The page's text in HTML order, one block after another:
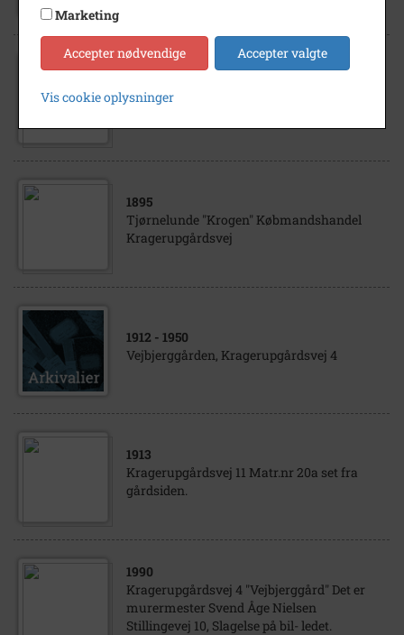
Kragerupgårdsvej 4
1895
Tjørnelunde "Krogen" Købmandshandel
Kragerupgårdsvej
1912 - 1950
Vejbjerggården, Kragerupgårdsvej 4
1913
Kragerupgårdsvej 11 Matr.nr 20a set fra
gårdsiden.
1990
Kragerupgårdsvej 4 "Vejbjerggård" Det er
murermester Svend Åge Nielsen
Stillingevej 10, Slagelse på bil- ledet.
Marketing
Accepter nødvendige Accepter valgte
Vis cookie oplysninger